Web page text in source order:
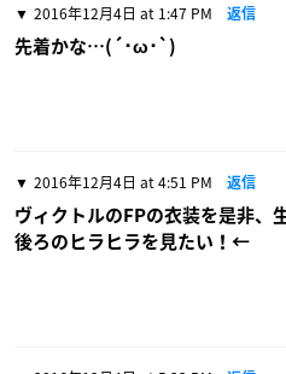
2016年12月4日 at 1:47 PM 返信
先着かな…(´･ω･`)
2016年12月4日 at 4:51 PM 返信
ヴィクトルのFPの衣装を是非、
後ろのヒラヒラを見たい！←